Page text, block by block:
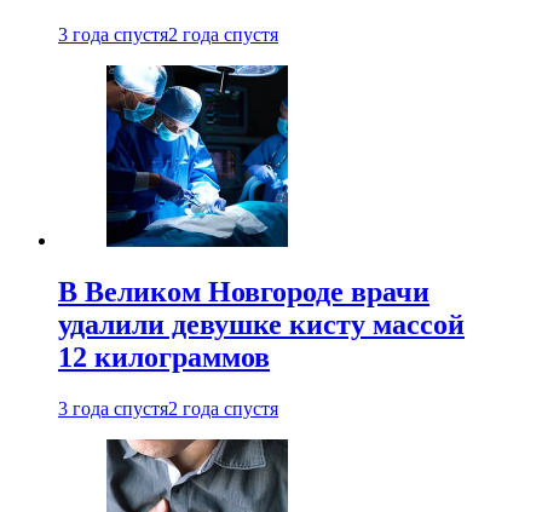
3 года спустя2 года спустя
В Великом Новгороде врачи
удалили девушке кисту массой
12 килограммов
3 года спустя2 года спустя